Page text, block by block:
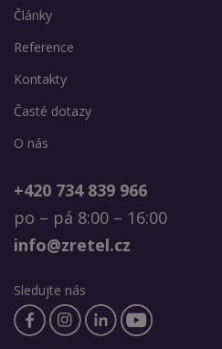
Články
Reference
Kontakty
Časté dotazy
O nás
+420 734 839 966
po – pá 8:00 – 16:00
info@zretel.cz
Sledujte nás